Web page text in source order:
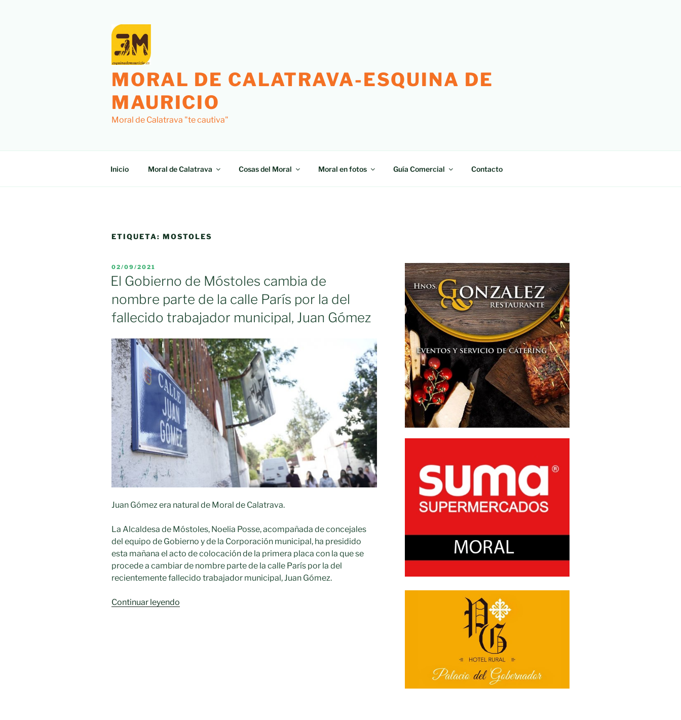
MORAL DE CALATRAVA-ESQUINA DE
MAURICIO
Moral de Calatrava "te cautiva"
Inicio Moral de Calatrava Cosas del Moral Moral en fotos Guía Comercial Contacto
ETIQUETA: MOSTOLES
PUBLICADO
EL
02/09/2021
El Gobierno de Móstoles cambia de
nombre parte de la calle París por la del
fallecido trabajador municipal, Juan Gómez
Juan Gómez era natural de Moral de Calatrava.
La Alcaldesa de Móstoles, Noelia Posse, acompañada de concejales
del equipo de Gobierno y de la Corporación municipal, ha presidido
esta mañana el acto de colocación de la primera placa con la que se
procede a cambiar de nombre parte de la calle París por la del
recientemente fallecido trabajador municipal, Juan Gómez.
Continuar leyendo